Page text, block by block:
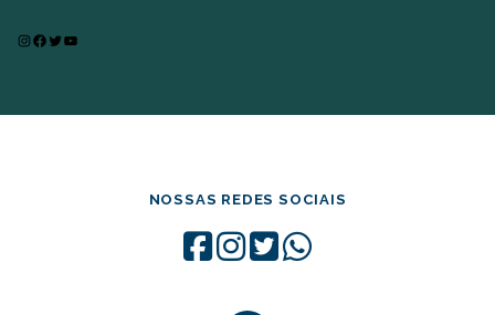
InstagramFacebook Twitter Youtube
NOSSAS REDES SOCIAIS